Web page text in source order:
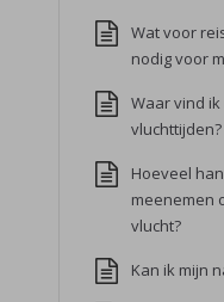
Wat voor
nodig voor
Waar vind
vluchttijden?
Hoeveel
meenemen
vlucht?
Kan ik mijn